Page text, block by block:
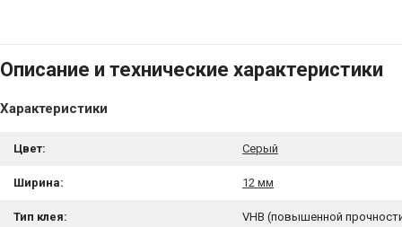
Описание и технические характеристики
Характеристики
Цвет: Серый
Ширина: 12 мм
Тип клея: VHB (повышенной